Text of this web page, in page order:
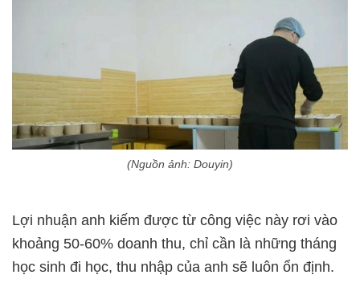
(Nguồn ảnh: Douyin)
Lợi nhuận anh kiếm được từ công việc này rơi vào
khoảng 50-60% doanh thu, chỉ cần là những tháng
học sinh đi học, thu nhập của anh sẽ luôn ổn định.